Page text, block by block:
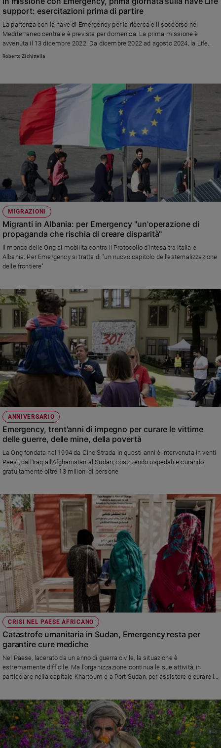
support: esercitazioni prima di partire
La partenza con la nave di Emergency per la ricerca e il soccorso nel
Mediterraneo centrale è prevista per domenica. La prima missione è
avvenuta il 13 dicembre 2022. Da dicembre 2022 ad agosto 2024, la Life
Support ha svolto 24 missioni soccorrendo e portando in salvo 2.221
Roberto Zichittella
MIGRAZIONI
Migranti in Albania: per Emergency "un'operazione di
propaganda che rischia di creare disparità"
Il mondo delle Ong si mobilita contro il Protocollo d'intesa tra Italia e
Albania. Per Emergency si tratta di "un nuovo capitolo dell'esternalizzazione
delle frontiere"
ANNIVERSARIO
Emergency, trent'anni di impegno per curare le vittime
delle guerre, delle mine, della povertà
La Ong fondata nel 1994 da Gino Strada in questi anni è intervenuta in venti
Paesi, dall'Iraq all'Afghanistan al Sudan, costruendo ospedali e curando
gratuitamente oltre 13 milioni di persone
CRISI NEL PAESE AFRICANO
Catastrofe umanitaria in Sudan, Emergency resta per
garantire cure mediche
Nel Paese, lacerato da un anno di guerra civile, la situazione è
estremamente difficile. Ma l'organizzazione continua le sue attività, in
particolare nella capitale Khartoum e a Port Sudan, per assistere e curare la